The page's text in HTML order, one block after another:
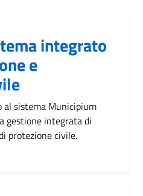
integrato
e
al sistema Municipium
gestione integrata di
protezione civile.